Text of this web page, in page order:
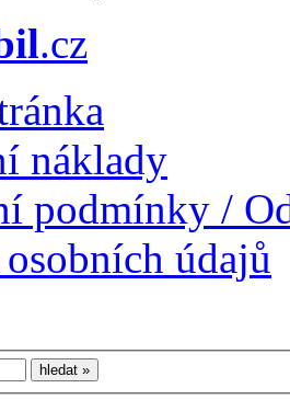
.cz
náklady
podmínky /
údajů